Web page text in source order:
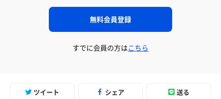
無料会員登録
すでに会員の方はこちら
ツイート シェア 送る